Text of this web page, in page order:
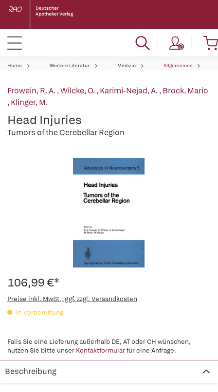
Home Weitere Literatur Medizin Allgemeines
Frowein, R. A.,Wilcke, O.,Karimi-Nejad, A.,Brock, Mario
,Klinger, M.
Head Injuries
Tumors of the Cerebellar Region
106,99 €*
Preise inkl. MwSt., ggf. zzgl. Versandkosten
in Vorbereitung
Falls Sie eine Lieferung außerhalb DE, AT oder CH wünschen,
nutzen Sie bitte unser Kontaktformularfür eine Anfrage.
Beschreibung